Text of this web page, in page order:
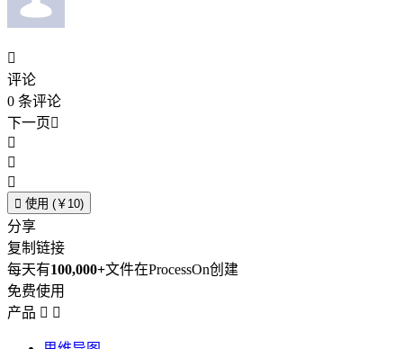

评论
0 条评论
下一页



 使用 (￥10)
分享
复制链接
每天有100,000+文件在ProcessOn创建
免费使用
产品  